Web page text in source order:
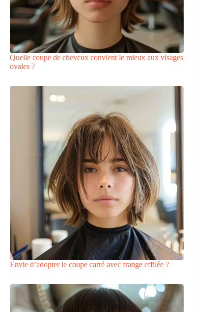
Quelle coupe de cheveux convient le mieux aux visages
ovales ?
Envie d’adopter le coupe carré avec frange effilée ?